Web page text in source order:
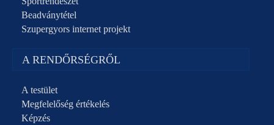
Beadványtétel
Szupergyors internet projekt
A RENDŐRSÉGRŐL
A testület
Megfelelőség értékelés
Képzés